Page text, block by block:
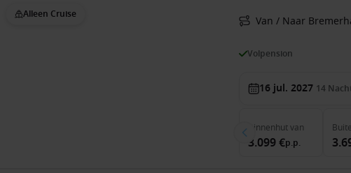
Alleen Cruise Van / Naar
Volpension
16 jul. 2027 14
Binnenhutvan
3.099 €p.p.